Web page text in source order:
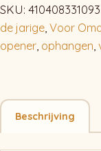
(verjaardag)
aantal
SKU: 410408331093
de jarige, Voor
opener, ophangen,
Beschrijving